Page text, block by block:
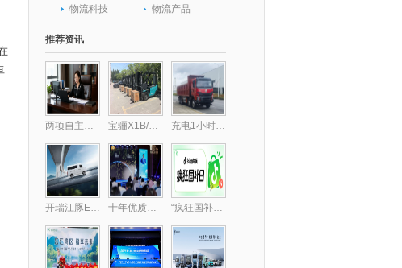
物流科技
物流产品
推荐资讯
两项自主核心技术破局行业痛点 包静引领跨境供应链数字化升级,库存周转效率提升30% 宝骊X1B/X3B批量交付，驱动“中国镁都”物料搬运绿色跃迁 充电1小时畅行300公里，乘龙H7纯电自卸破解里程焦虑
开瑞江豚E5/E7客运版上市，全面升级带来乘用级体验 十年优质乳工程，24小时鲜牛乳以鲜活“质”敬时代 “疯狂国补日”四五月加码再变身？上抖音享国补的背后，耐消行业商家机会来了